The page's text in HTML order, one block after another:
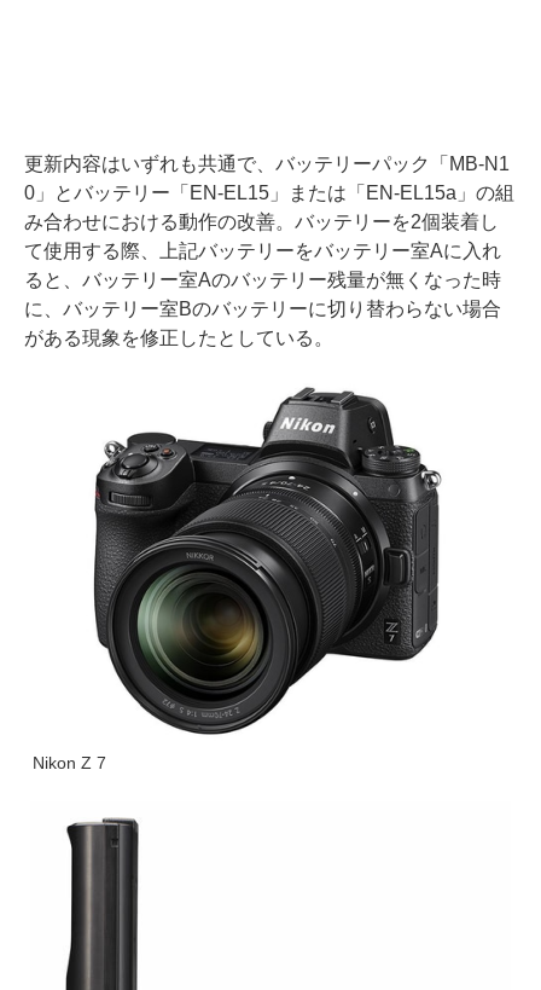
更新内容はいずれも共通で、バッテリーパック「MB-N1
0」とバッテリー「EN-EL15」または「EN-EL15a」の組
み合わせにおける動作の改善。バッテリーを2個装着し
て使用する際、上記バッテリーをバッテリー室Aに入れ
ると、バッテリー室Aのバッテリー残量が無くなった時
に、バッテリー室Bのバッテリーに切り替わらない場合
がある現象を修正したとしている。
Nikon Z 7